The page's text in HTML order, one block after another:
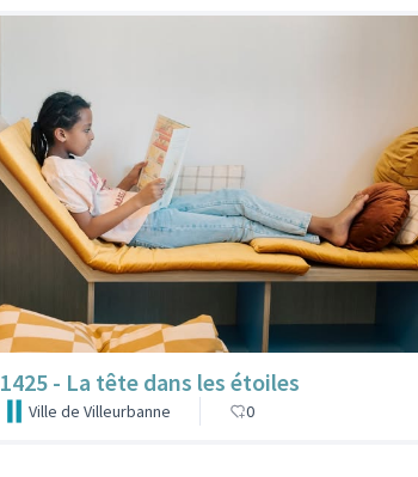
1425 - La tête dans les étoiles
Ville de Villeurbanne 0